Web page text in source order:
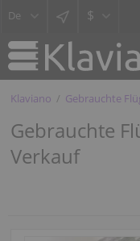
$
Klaviano Gebrauchte
Gebrauchte
Verkauf